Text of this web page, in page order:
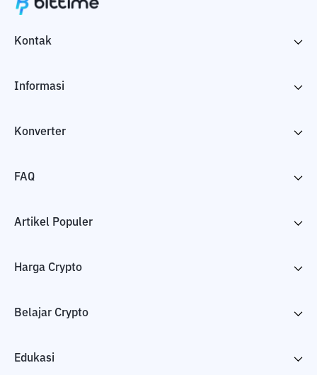
Kontak
Informasi
Konverter
FAQ
Artikel Populer
Harga Crypto
Belajar Crypto
Edukasi